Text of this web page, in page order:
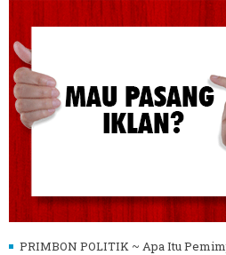
PRIMBON POLITIK ~ Apa Itu